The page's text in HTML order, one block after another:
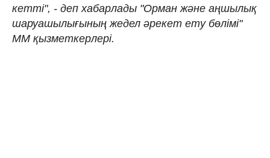
кетті", - деп хабарлады "Орман және аңшылық
шаруашылығының жедел әрекет ету бөлімі"
ММ қызметкерлері.